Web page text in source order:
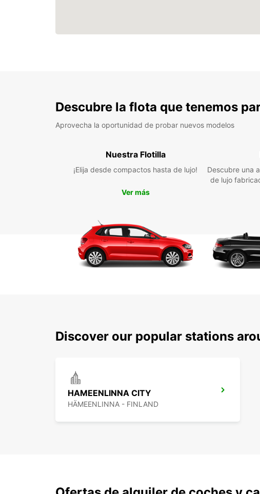
Descubre la flota que tenemos
Aprovecha la oportunidad de probar nuevos modelos
Nuestra Flotilla
¡Elija desde compactos hasta de lujo!
Ver más
Descubre una
de lujo
Discover our popular stations
HAMEENLINNA CITY
HÄMEENLINNA - FINLAND